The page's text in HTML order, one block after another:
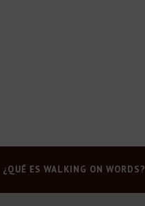
¿QUÉ ES WALKING ON WORDS?